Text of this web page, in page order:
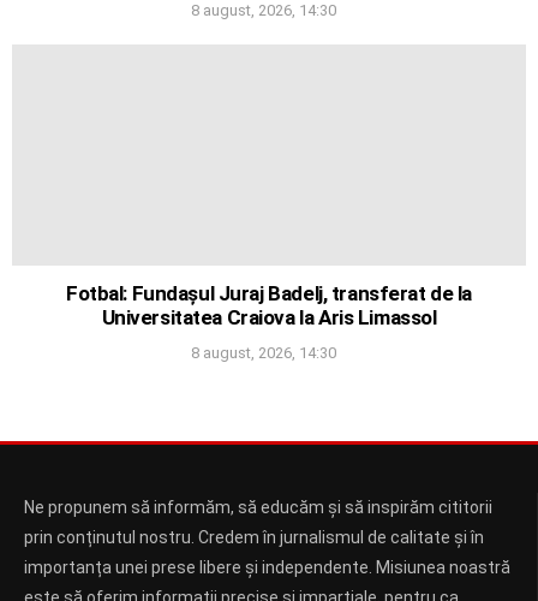
8 august, 2026, 14:30
Fotbal: Fundașul Juraj Badelj, transferat de la
Universitatea Craiova la Aris Limassol
8 august, 2026, 14:30
Ne propunem să informăm, să educăm și să inspirăm cititorii
prin conținutul nostru. Credem în jurnalismul de calitate și în
importanța unei prese libere și independente. Misiunea noastră